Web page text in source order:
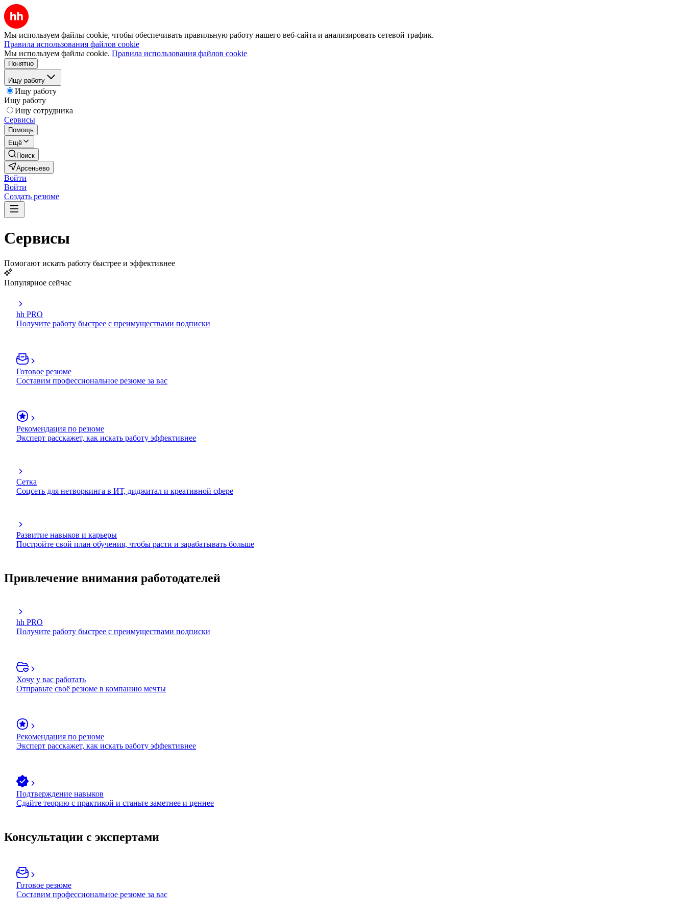
Мы используем файлы cookie, чтобы обеспечивать правильную работу нашего веб-сайта и анализировать сетевой трафик.
Правила использования файлов cookie
Мы используем файлы cookie. Правила использования файлов cookie
Понятно
Ищу работу
Ищу работу
Ищу работу
Ищу сотрудника
Сервисы
Помощь
Ещё
Поиск
Арсеньево
Войти
Войти
Создать резюме
Сервисы
Помогают искать работу быстрее и эффективнее
Популярное сейчас
hh PRO
Получите работу быстрее с преимуществами подписки
Готовое резюме
Составим профессиональное резюме за вас
Рекомендация по резюме
Эксперт расскажет, как искать работу эффективнее
Сетка
Соцсеть для нетворкинга в ИТ, диджитал и креативной сфере
Развитие навыков и карьеры
Постройте свой план обучения, чтобы расти и зарабатывать больше
Привлечение внимания работодателей
hh PRO
Получите работу быстрее с преимуществами подписки
Хочу у вас работать
Отправьте своё резюме в компанию мечты
Рекомендация по резюме
Эксперт расскажет, как искать работу эффективнее
Подтверждение навыков
Сдайте теорию с практикой и станьте заметнее и ценнее
Консультации с экспертами
Готовое резюме
Составим профессиональное резюме за вас